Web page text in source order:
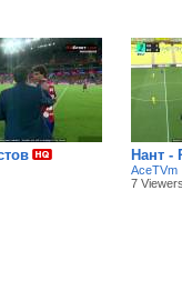
Нант -
AceTVm
7